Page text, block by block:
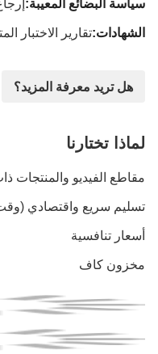
سياسة البضائع المعيبة:
الشهادات:تقارير الاختبار
هل تريد معرفة المزيد؟
لماذا تختارنا
مقاطع الفيديو والمنتجات
تسليم سريع واقتصادي (وقت
أسعار تنافسية
مخزون كاف